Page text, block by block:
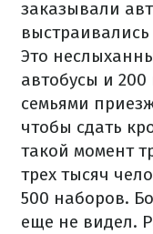
заказывали
Это
автобусы и
семьями
чтобы сдать
такой момент
трех тысяч
500 наборов.
еще не видел.